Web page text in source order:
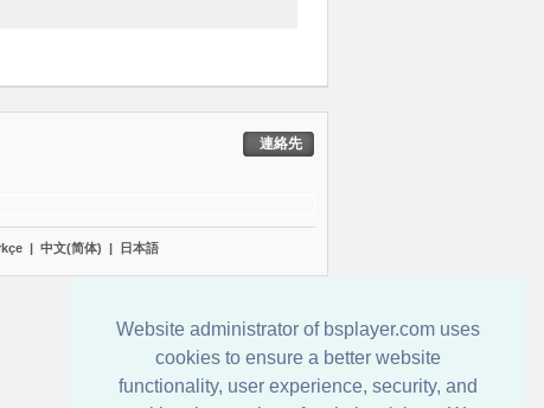
Website administrator of bsplayer.com uses
cookies to ensure a better website
functionality, user experience, security, and
連絡先
| 中文(简体) | 日本語